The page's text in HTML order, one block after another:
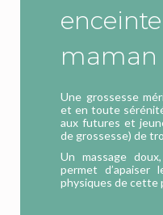
maman
Une grossesse
et en toute
aux futures et
de grossesse) de
Un massage
permet
physiques de cette